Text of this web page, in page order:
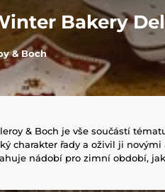
Bakery
& Boch
& Boch je vše součástí
charakter řady a oživil ji
nádobí pro zimní období,